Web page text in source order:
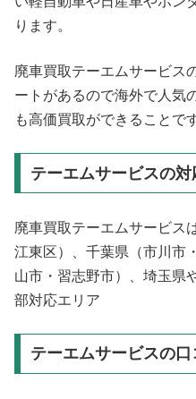
ります。
廃車買取テーエムサービス
ートがあるので海外で人気
も高価買取ができることで
テーエムサービスの対
廃車買取テーエムサービス
江東区）、千葉県（市川市
山市・習志野市）、埼玉県
部対応エリア
テーエムサービスの